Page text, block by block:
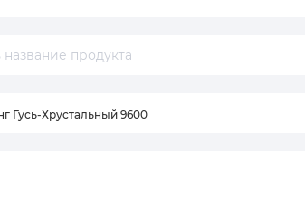
Гусь-Хрустальный 9600